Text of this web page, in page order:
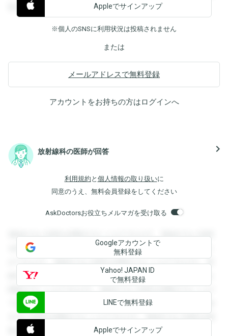
覧することができます。
Appleでサインアップ
※個人のSNSに利用状況は投稿されません
または
メールアドレスで無料登録
アカウントをお持ちの方はログインへ
放射線科の医師が回答 navigate_next
利用規約 と 個人情報の取り扱いに
同意のうえ、無料会員登録をしてください
AskDoctorsお役立ちメルマガを受け取る
登録すると回答を閲覧することができます。登録すると回答
を閲覧することができます。登録すると回答を閲覧すること
ができます。登録すると回答を閲覧することができます。登
録すると回答を閲覧することができます。登録すると回答を
閲覧することができます。登録すると回答を閲覧することが
できます。登録すると回答を閲覧することができます。登録
すると回答を閲覧することができます。登録すると回答を閲
覧することができます。
Googleアカウントで
無料登録
Yahoo! JAPAN ID
で無料登録
LINEで無料登録
Appleでサインアップ